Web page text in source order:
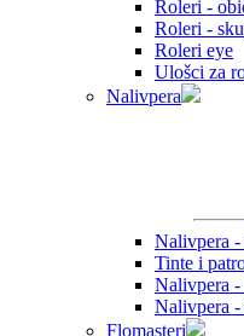
Roleri -
Roleri -
Roleri eye
Ulošci za
Nalivpera
Nalivpera -
Tinte i
Nalivpera -
Nalivpera -
Flomasteri